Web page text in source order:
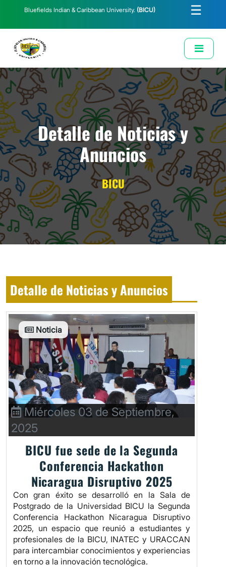
Bluefields Indian & Caribbean University. (BICU) ☰
Solicitud de Correo Institucional
Detalle de Noticias y
Anuncios
BICU
Detalle de Noticias y Anuncios
Noticia
Miércoles 03 de Septiembre,
2025
BICU fue sede de la Segunda
Conferencia Hackathon
Nicaragua Disruptivo 2025
Con gran éxito se desarrolló en la Sala de
Postgrado de la Universidad BICU la Segunda
Conferencia Hackathon Nicaragua Disruptivo
2025, un espacio que reunió a estudiantes y
profesionales de la BICU, INATEC y URACCAN
para intercambiar conocimientos y experiencias
en torno a la innovación tecnológica.